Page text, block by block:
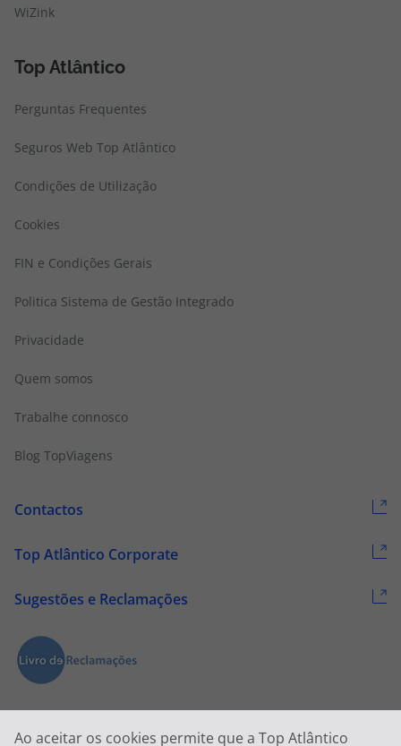
Ao aceitar os cookies permite que a Top Atlântico
WiZink
Top Atlântico
Perguntas Frequentes
Seguros Web Top Atlântico
Condições de Utilização
Cookies
FIN e Condições Gerais
Politica Sistema de Gestão Integrado
Privacidade
Quem somos
Trabalhe connosco
Blog TopViagens
Contactos
Top Atlântico Corporate
Sugestões e Reclamações